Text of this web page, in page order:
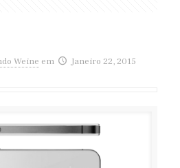
Weine em Janeiro 22, 2015